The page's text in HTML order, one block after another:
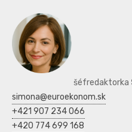
šéfredaktorka
simona@euroekonom.sk
+421 907 234 066
+420 774 699 168